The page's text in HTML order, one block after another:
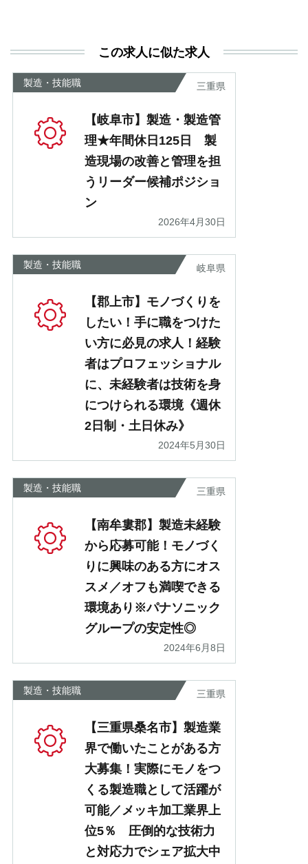
が
この求人に似た求人
製造・技能職 三重県
【岐阜市】製造・製造管
理★年間休日125日 製
造現場の改善と管理を担
うリーダー候補ポジショ
ン
2026年4月30日
製造・技能職 岐阜県
【郡上市】モノづくりを
したい！手に職をつけた
い方に必見の求人！経験
者はプロフェッショナル
に、未経験者は技術を身
につけられる環境《週休
2日制・土日休み》
2024年5月30日
製造・技能職 三重県
【南牟婁郡】製造未経験
から応募可能！モノづく
りに興味のある方にオス
スメ／オフも満喫できる
環境あり※パナソニック
グループの安定性◎
2024年6月8日
製造・技能職 三重県
【三重県桑名市】製造業
界で働いたことがある方
大募集！実際にモノをつ
くる製造職として活躍が
可能／メッキ加工業界上
位5％ 圧倒的な技術力
と対応力でシェア拡大中